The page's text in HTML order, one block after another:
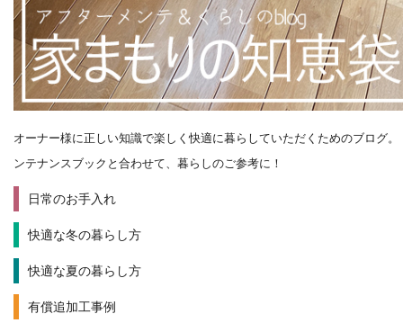
オーナー様に正しい知識で楽しく快適に暮らしていただくためのブログ。
ンテナンスブックと合わせて、暮らしのご参考に！
日常のお手入れ
快適な冬の暮らし方
快適な夏の暮らし方
有償追加工事例